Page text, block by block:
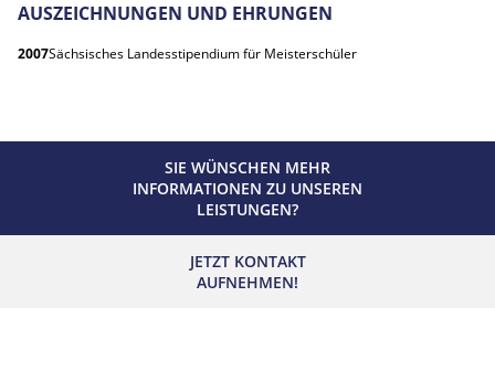
AUSZEICHNUNGEN UND EHRUNGEN
2007Sächsisches Landesstipendium für Meisterschüler
SIE WÜNSCHEN MEHR
INFORMATIONEN ZU UNSEREN
LEISTUNGEN?
JETZT KONTAKT
AUFNEHMEN!